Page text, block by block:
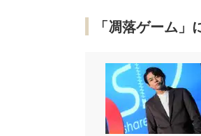
「凋落ゲーム